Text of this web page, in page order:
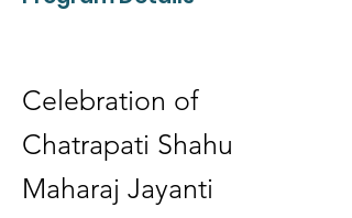
Celebration of
Chatrapati Shahu
Maharaj Jayanti